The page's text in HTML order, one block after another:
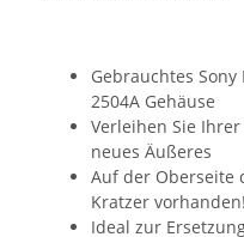
Gebrauchtes Sony
2504A Gehäuse
Verleihen Sie
neues Äußeres
Auf der Oberseite
Kratzer vorhanden!
Ideal zur